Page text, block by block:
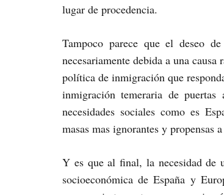
lugar de procedencia.
Tampoco parece que el deseo
necesariamente debida a una
política de inmigración que
inmigración temeraria de
necesidades sociales como es
masas mas ignorantes y propensas
Y es que al final, la necesidad de
socioeconómica de España y